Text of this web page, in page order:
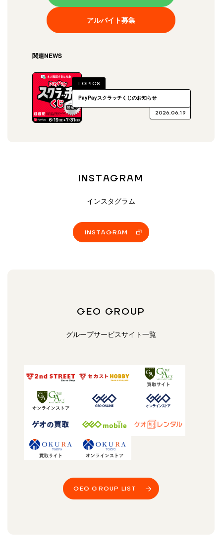
アルバイト募集
関連NEWS
TOPICS
2026.06.19
PayPayスクラッチくじのお知らせ
INSTAGRAM
インスタグラム
INSTAGRAM
GEO GROUP
グループサービスサイト一覧
GEO GROUP LIST